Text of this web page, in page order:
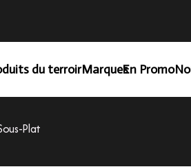
du terroirMarquesEn Promo
Plat